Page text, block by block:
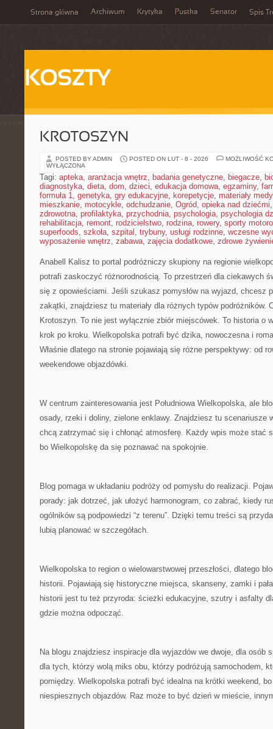
Strona główna Archiwum Krytyka Pustka Senator Spis
KOSZTY
KROTOSZYN
POSTED BY ADMIN POSTED ON LUT - 8 - 2026
MOŻLIWOŚĆ
WYŁĄCZONA
Tagi: apteka, aranżacja wnętrz, badania genetyczne, biegacze,
diagnostyka, dieta, dom, dzieci, edukacja domowa, egzaminy,
formuła 1, genetyka, gry edukacyjne, korepetycje, materiały
mieszkanie, motocykle, odchudzanie, Ogród, opieka nad dziećmi
zdrowotna, profilaktyka, przychodnia, psychologia, psychologia
rehabilitacja, remont, rodzicielstwo, rodzina, rowery, sporty
superfoods, szkoła, szpital , trybuny, usługi rodzinne, wczesne
wyposażenie wnętrz, zabawa, zajęcia dodatkowe, zdrowe
Anabell Kalisz to portal podróżniczy skupiony na regionie
potrafi zaskoczyć różnorodnością. To przestrzeń dla ciekawych
się z opowieściami. Jeśli szukasz pomysłów na wyjazd, chcesz
zakątki, znajdziesz tu materiały dla różnych typów podróżników.
Krotoszyn. To nie jest wyłącznie zbiór miejscówek. To historia o
krok po kroku. Wielkopolska potrafi być dzika, nowoczesna i
Właśnie dlatego na stronie pojawiają się różne perspektywy: od
weekendowe objazdówki.
W centrum zainteresowania jest Południowa Wielkopolska, ale
osady, rzeki i doliny, zielone enklawy. Znajdziesz tu scenariusze
chcą zatrzymać się i chłonąć atmosferę. Każdy wpis może stać
bo Wielkopolskę da się poznawać na spokojnie.
Blog pomaga w układaniu podróży od pomysłu do realizacji.
porady: jak dotrzeć, jak ułożyć harmonogram, co zabrać, kiedy
ogólników są podpowiedzi “z terenu”. Dzięki temu treści są
lubią planować w szczegółach.
Wielkopolska to region o wielowarstwowej przeszłości, dlatego
historii. Pojawiają się historyczne miejsca, skanseny, zamki i
historii jest tu też przyroda: ścieżki edukacyjne, szutry i asfalty
gdzie można odpocząć.
Na blogu znajdziesz inspiracje dla wyjazdów we dwoje, dla osób
dla tych, którzy wolą miks obu, którzy podróżują samochodem,
pomiędzy. Wielkopolska potrafi być idealna na krótki weekend,
niespiesznych objazdów. Raz może to być dzień w mieście,